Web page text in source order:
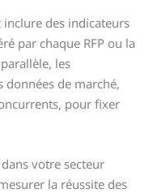
des indicateurs
par chaque RFP ou la
les
données de marché,
pour fixer
votre secteur
la réussite des